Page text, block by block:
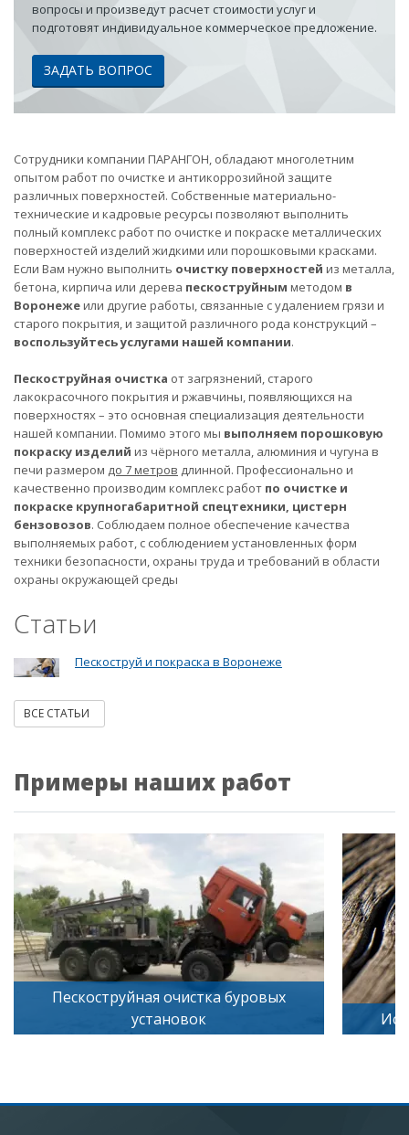
вопросы и произведут расчет стоимости услуг и
подготовят индивидуальное коммерческое предложение.
ЗАДАТЬ ВОПРОС
Сотрудники компании ПАРАНГОН, обладают многолетним
опытом работ по очистке и антикоррозийной защите
различных поверхностей. Собственные материально-
технические и кадровые ресурсы позволяют выполнить
полный комплекс работ по очистке и покраске металлических
поверхностей изделий жидкими или порошковыми красками.
Если Вам нужно выполнить очистку поверхностей из металла,
бетона, кирпича или дерева пескоструйным методом в
Воронежеили другие работы, связанные с удалением грязи и
старого покрытия, и защитой различного рода конструкций –
воспользуйтесь услугами нашей компании.
Пескоструйная очистка от загрязнений, старого
лакокрасочного покрытия и ржавчины, появляющихся на
поверхностях – это основная специализация деятельности
нашей компании. Помимо этого мы выполняем порошковую
покраску изделий из чёрного металла, алюминия и чугуна в
печи размером до 7 метров длинной. Профессионально и
качественно производим комплекс работ по очистке и
покраске крупногабаритной спецтехники, цистерн
бензовозов. Соблюдаем полное обеспечение качества
выполняемых работ, с соблюдением установленных форм
техники безопасности, охраны труда и требований в области
охраны окружающей среды
Статьи
Пескоструй и покраска в Воронеже
ВСЕ СТАТЬИ
Примеры наших работ
Искусственное старение дерева